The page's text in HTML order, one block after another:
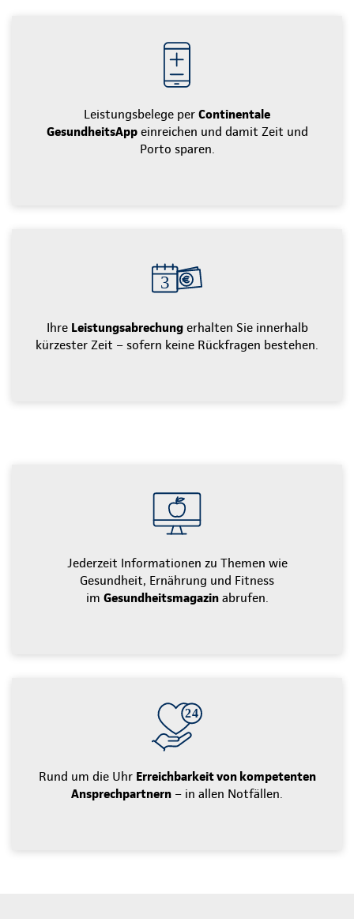
Leistungsbelege per Continentale
GesundheitsAppeinreichen und damit Zeit und
Porto sparen.
Ihre Leistungsabrechungerhalten Sie innerhalb
kürzester Zeit – sofern keine Rückfragen bestehen.
Jederzeit Informationen zu Themen wie
Gesundheit, Ernährung und Fitness
im Gesundheitsmagazinabrufen.
Rund um die Uhr Erreichbarkeit von kompetenten
Ansprechpartnern – in allen Notfällen.